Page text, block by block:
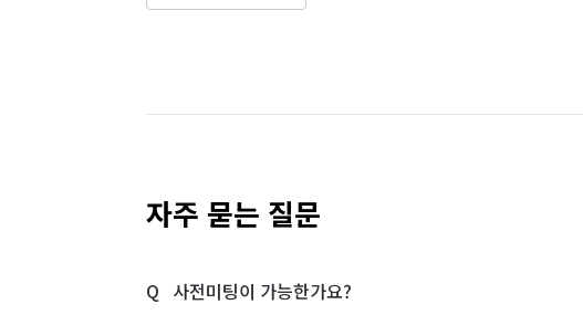
자주 묻는 질문
사전미팅이 가능한가요?